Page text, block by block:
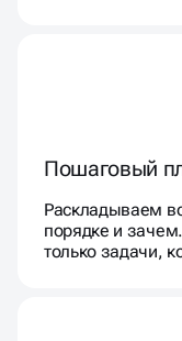
Пошаговый
Раскладываем
порядке и
только задачи,